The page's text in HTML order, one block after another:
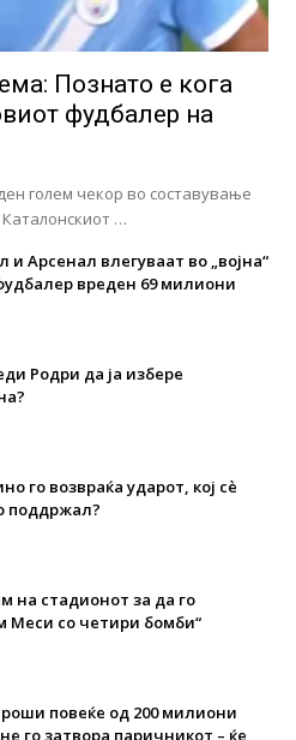
Познато е кога
фудбалер на
голем чекор во составување
…
и Арсенал влегуваат во „војна“
вреден 69 милиони
Родри да ја избере
го возвраќа ударот, кој сè
поддржал?
на стадионот за да го
Меси со четири бомби“
повеќе од 200 милиони
го затвора паричникот – ќе